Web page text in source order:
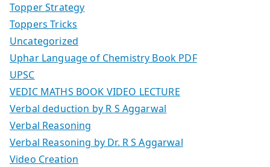
Topper Strategy
Toppers Tricks
Uncategorized
Uphar Language of Chemistry Book PDF
UPSC
VEDIC MATHS BOOK VIDEO LECTURE
Verbal deduction by R S Aggarwal
Verbal Reasoning
Verbal Reasoning by Dr. R S Aggarwal
Video Creation